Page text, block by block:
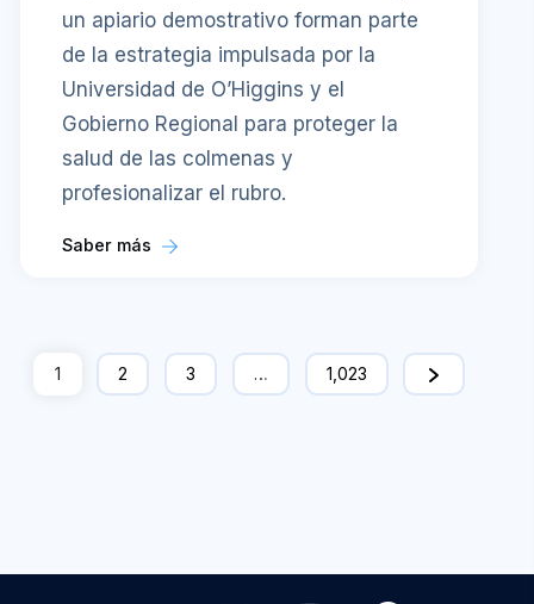
un apiario demostrativo forman parte
de la estrategia impulsada por la
Universidad de O’Higgins y el
Gobierno Regional para proteger la
salud de las colmenas y
profesionalizar el rubro.
Saber más
1 2 3 … 1,023